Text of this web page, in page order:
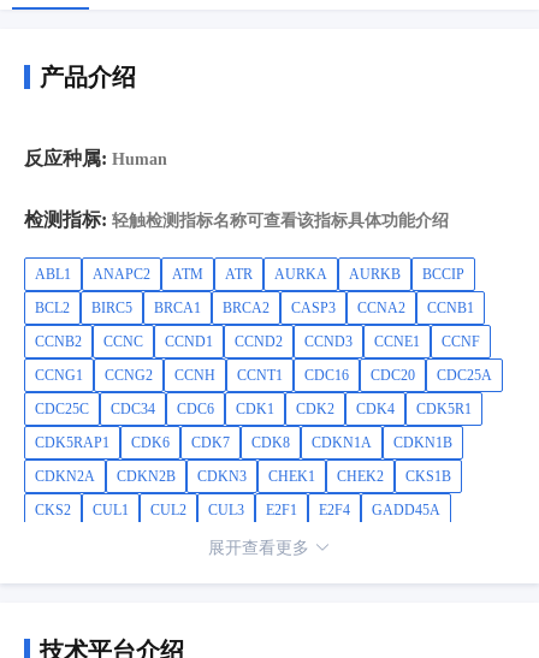
产品介绍
反应种属: Human
检测指标: 轻触检测指标名称可查看该指标具体功能介绍
ABL1 ANAPC2 ATM ATR AURKA AURKB
BCCIP
BCL2
BIRC5 BRCA1 BRCA2 CASP3 CCNA2
CCNB1
CCNB2
CCNC CCND1 CCND2 CCND3 CCNE1
CCNF
CCNG1
CCNG2 CCNH CCNT1 CDC16 CDC20
CDC25A
CDC25C
CDC34 CDC6 CDK1 CDK2 CDK4
CDK5R1
CDK5RAP1
CDK6 CDK7 CDK8 CDKN1A
CDKN1B
CDKN2A
CDKN2B CDKN3 CHEK1 CHEK2
CKS1B
CKS2
CUL1 CUL2 CUL3 E2F1 E2F4
GADD45A
KPNA2 MAD2L1
RBL2
SERTAD1 SKP2
展开查看更多
技术平台介绍